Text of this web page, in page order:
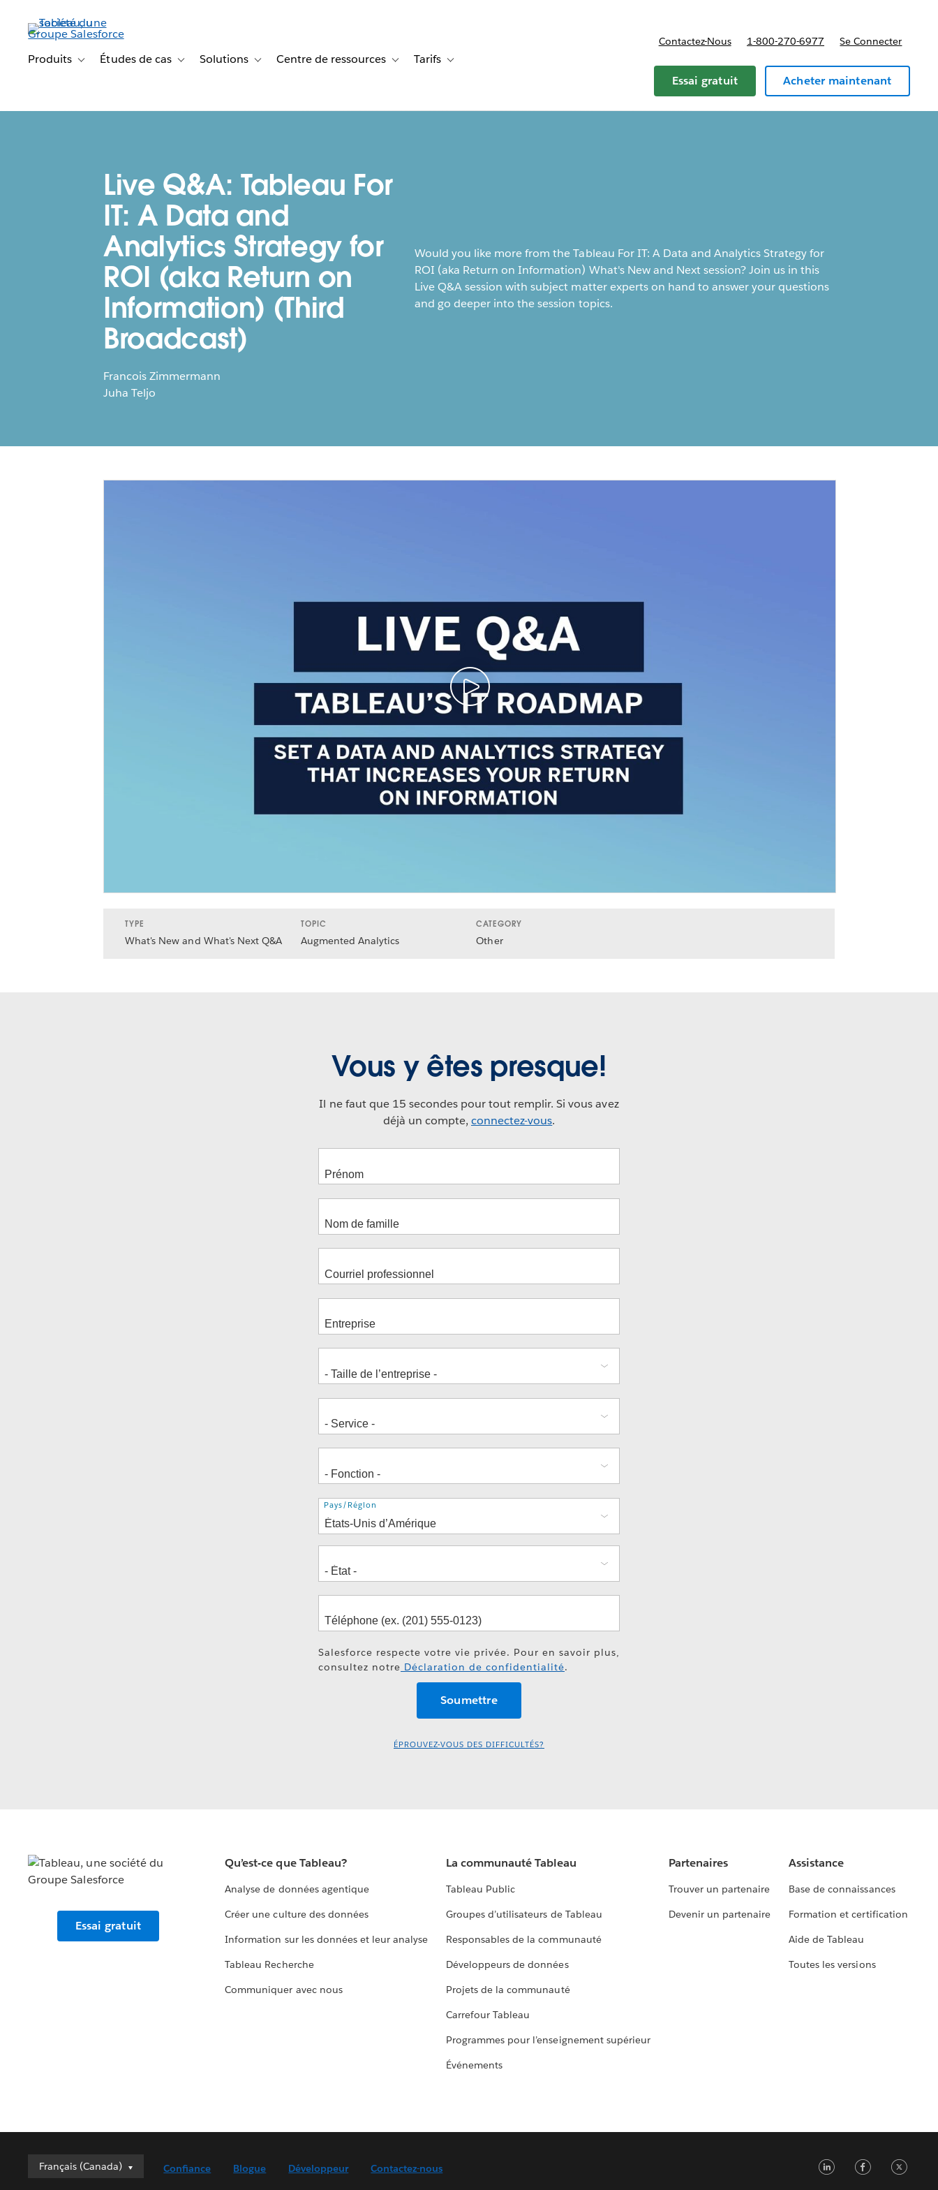
contenu
principalProduits Toggle sub-navigation for Produits
Études de cas Toggle sub-navigation for Études de cas
Solutions Toggle sub-navigation for Solutions
Centre de ressources Toggle sub-navigation for Centre de ressources
Tarifs Toggle sub-navigation for Tarifs
Contactez-Nous 1-800-270-6977 Se Connecter
Essai gratuit Acheter maintenant
Live Q&A: Tableau For
IT: A Data and
Analytics Strategy for
ROI (aka Return on
Information) (Third
Broadcast)
Francois Zimmermann
Juha Teljo
Would you like more from the Tableau For IT: A Data and Analytics Strategy for
ROI (aka Return on Information) What's New and Next session? Join us in this
Live Q&A session with subject matter experts on hand to answer your questions
and go deeper into the session topics.
TYPE
What's New and What's Next Q&A
TOPIC
Augmented Analytics
CATEGORY
Other
Vous y êtes presque!
Il ne faut que 15 secondes pour tout remplir. Si vous avez
déjà un compte, connectez-vous.
Adresse
Pays/Région
Salesforce respecte votre vie privée. Pour en savoir plus,
consultez notre Déclaration de confidentialité.
ÉPROUVEZ-VOUS DES DIFFICULTÉS?
Essai gratuit
Qu’est-ce que Tableau?
Analyse de données agentique
Créer une culture des données
Information sur les données et leur analyse
Tableau Recherche
Communiquer avec nous
La communauté Tableau
Tableau Public
Groupes d’utilisateurs de Tableau
Responsables de la communauté
Développeurs de données
Projets de la communauté
Carrefour Tableau
Programmes pour l’enseignement supérieur
Événements
Partenaires
Trouver un partenaire
Devenir un partenaire
Assistance
Base de connaissances
Formation et certification
Aide de Tableau
Toutes les versions
Français (Canada)
Français (Canada)
Confiance Blogue Développeur Contactez-nous LinkedIn